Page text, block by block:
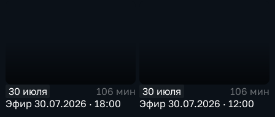
30 июля
106 мин
Эфир 30.07.2026 · 18:00
30 июля
106 мин
Эфир 30.07.2026 · 12:00